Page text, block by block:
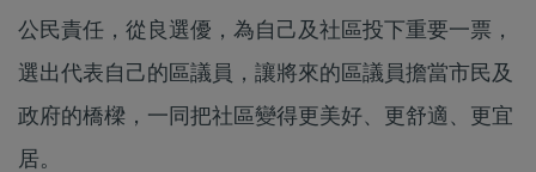
公民責任，從良選優，為自己及社區投下重要一票，
選出代表自己的區議員，讓將來的區議員擔當市民及
政府的橋樑，一同把社區變得更美好、更舒適、更宜
居。